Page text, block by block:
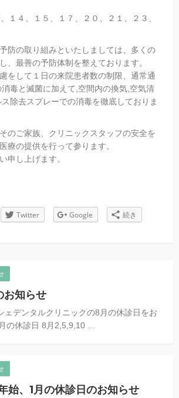
１４、１５、１７、２０、２１、２３、
防の取り組みといたしましては、多くの
、最善の予防体制を整えております。
をして１日の来院患者数の制限、通常通
毒と滅菌に加えて,空間内の換気,空気清
除去スプレーでの消毒を徹底しておりま
のご家族、クリニックスタッフの安全を
療の提供を行って参ります。
申し上げます。
Twitter Google 続き
お知らせ
ェデンタルクリニックの8月の休診日をお
の休診日 8月2,5,9,10 …
始、1月の休診日のお知らせ